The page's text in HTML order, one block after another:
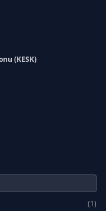
(KESK)
(1)